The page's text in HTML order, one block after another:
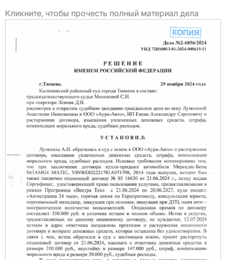
Кликните, чтобы прочесть полный материал дела